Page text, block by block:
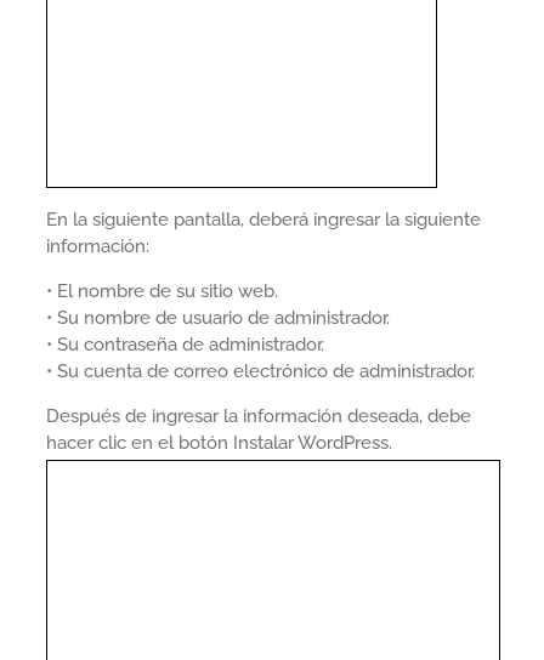
En la siguiente pantalla, deberá ingresar la siguiente
información:
• El nombre de su sitio web.
• Su nombre de usuario de administrador.
• Su contraseña de administrador.
• Su cuenta de correo electrónico de administrador.
Después de ingresar la información deseada, debe
hacer clic en el botón Instalar WordPress.